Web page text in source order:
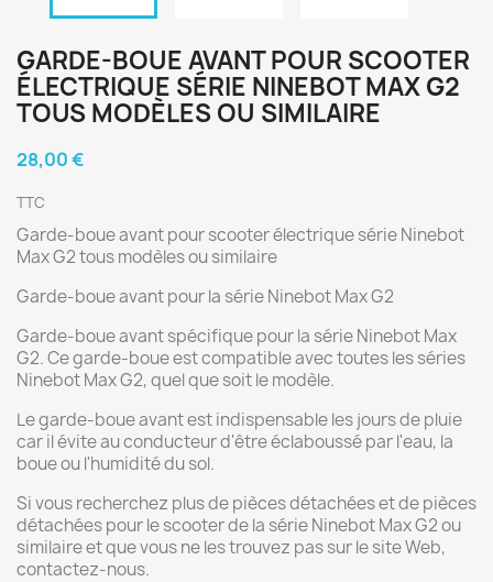
GARDE-BOUE AVANT POUR SCOOTER
ÉLECTRIQUE SÉRIE NINEBOT MAX G2
TOUS MODÈLES OU SIMILAIRE
28,00 €
TTC
Garde-boue avant pour scooter électrique série Ninebot
Max G2 tous modèles ou similaire
Garde-boue avant pour la série Ninebot Max G2
Garde-boue avant spécifique pour la série Ninebot Max
G2. Ce garde-boue est compatible avec toutes les séries
Ninebot Max G2, quel que soit le modèle.
Le garde-boue avant est indispensable les jours de pluie
car il évite au conducteur d'être éclaboussé par l'eau, la
boue ou l'humidité du sol.
Si vous recherchez plus de pièces détachées et de pièces
détachées pour le scooter de la série Ninebot Max G2 ou
similaire et que vous ne les trouvez pas sur le site Web,
contactez-nous.